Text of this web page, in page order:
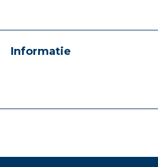
Informatie